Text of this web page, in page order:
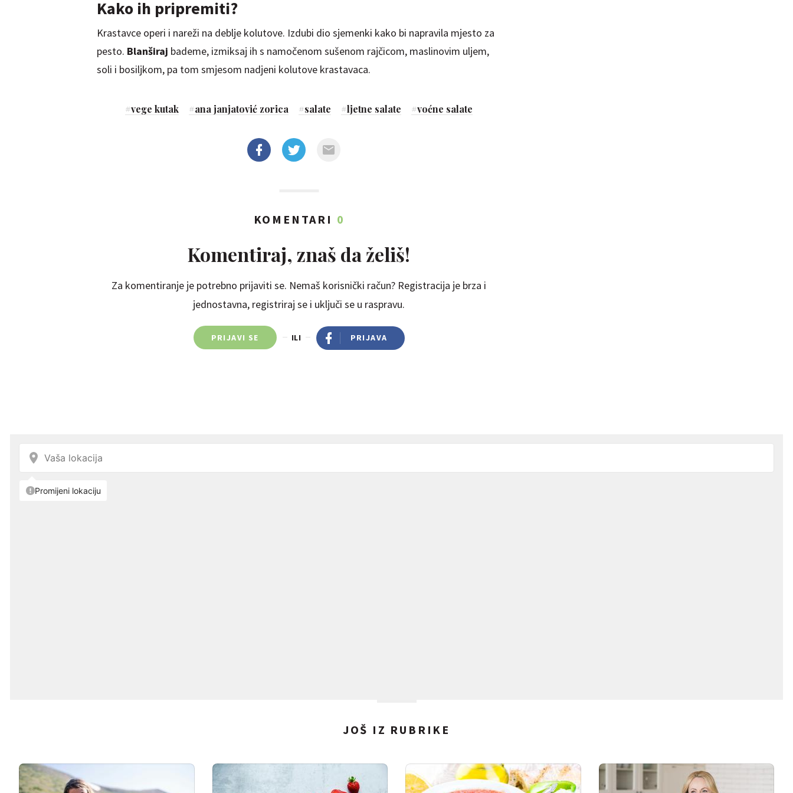
Kako ih pripremiti?
Krastavce operi i nareži na deblje kolutove. Izdubi dio sjemenki kako bi napravila mjesto za
pesto. Blanširaj bademe, izmiksaj ih s namočenom sušenom rajčicom, maslinovim uljem,
soli i bosiljkom, pa tom smjesom nadjeni kolutove krastavaca.
#vege kutak #ana janjatović zorica #salate #ljetne salate #voćne salate
KOMENTARI 0
Komentiraj, znaš da želiš!
Za komentiranje je potrebno prijaviti se. Nemaš korisnički račun? Registracija je brza i
jednostavna, registriraj se i uključi se u raspravu.
PRIJAVI SE ILI PRIJAVA
JOŠ IZ RUBRIKE